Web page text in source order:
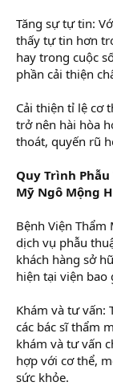
Tăng sự tự tin:
thấy tự tin hơn
hay trong cuộc
phần cải thiện
Cải thiện tỉ lệ cơ
trở nên hài hòa
thoát, quyến rũ
Quy Trình
Mỹ Ngô Mộng
Bệnh Viện
dịch vụ phẫu
khách hàng sở
hiện tại viện bao
Khám và tư vấn:
các bác sĩ thẩm
khám và tư vấn
hợp với cơ thể,
sức khỏe.